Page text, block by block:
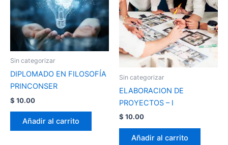
Sin categorizar
DIPLOMADO EN FILOSOFÍA
PRINCONSER
$ 10.00
Añadir al carrito
Sin categorizar
ELABORACION DE
PROYECTOS – I
$ 10.00
Añadir al carrito